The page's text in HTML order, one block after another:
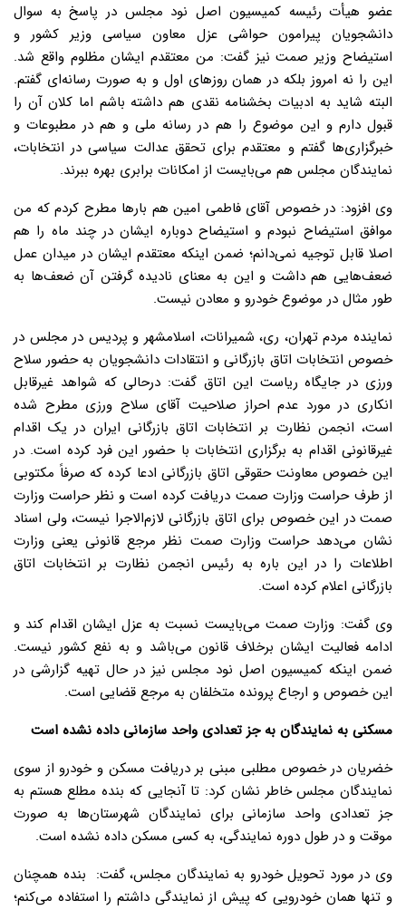
عضو هیأت رئیسه کمیسیون اصل نود مجلس در پاسخ به سوال
دانشجویان پیرامون حواشی عزل معاون سیاسی وزیر کشور و
استیضاح وزیر صمت نیز گفت: من معتقدم ایشان مظلوم واقع شد.
این را نه امروز بلکه در همان روزهای اول و به صورت رسانه‌ای گفتم.
البته شاید به ادبیات بخشنامه نقدی هم داشته باشم اما کلان آن را
قبول دارم و این موضوع را هم در رسانه ملی و هم در مطبوعات و
خبرگزاری‌ها گفتم و معتقدم برای تحقق عدالت سیاسی در انتخابات،
نمایندگان مجلس هم می‌بایست از امکانات برابری بهره ببرند.
وی افزود: در خصوص آقای فاطمی امین هم بارها مطرح کردم که من
موافق استیضاح نبودم و استیضاح دوباره ایشان در چند ماه را هم
اصلا قابل توجیه نمی‌دانم؛ ضمن اینکه معتقدم ایشان در میدان عمل
ضعف‌هایی هم داشت و این به معنای نادیده گرفتن آن ضعف‌ها به
طور مثال در موضوع خودرو و معادن نیست.
نماینده مردم تهران، ری، شمیرانات، اسلامشهر و پردیس در مجلس در
خصوص انتخابات اتاق بازرگانی و انتقادات دانشجویان به حضور سلاح
ورزی در جایگاه ریاست این اتاق گفت: درحالی که شواهد غیرقابل
انکاری در مورد عدم احراز صلاحیت آقای سلاح ورزی مطرح شده
است، انجمن نظارت بر انتخابات اتاق بازرگانی ایران در یک اقدام
غیرقانونی اقدام به برگزاری انتخابات با حضور این فرد کرده است. در
این خصوص معاونت حقوقی اتاق بازرگانی ادعا کرده که صرفاً مکتوبی
از طرف حراست وزارت صمت دریافت کرده است و نظر حراست وزارت
صمت در این خصوص برای اتاق بازرگانی لازم‌الاجرا نیست، ولی اسناد
نشان می‌دهد حراست وزارت صمت نظر مرجع قانونی یعنی وزارت
اطلاعات را در این باره به رئیس انجمن نظارت بر انتخابات اتاق
بازرگانی اعلام کرده است.
وی گفت: وزارت صمت می‌بایست نسبت به عزل ایشان اقدام کند و
ادامه فعالیت ایشان برخلاف قانون می‌باشد و به نفع کشور نیست.
ضمن اینکه کمیسیون اصل نود مجلس نیز در حال تهیه گزارشی در
این خصوص و ارجاع پرونده متخلفان به مرجع قضایی است.
مسکنی به نمایندگان به جز تعدادی واحد سازمانی داده نشده است
خضریان در خصوص مطلبی مبنی بر دریافت مسکن و خودرو از سوی
نمایندگان مجلس خاطر نشان کرد: تا آنجایی که بنده مطلع هستم به
جز تعدادی واحد سازمانی برای نمایندگان شهرستان‌ها به صورت
موقت و در طول دوره نمایندگی، به کسی مسکن داده نشده است.
وی در مورد تحویل خودرو به نمایندگان مجلس، گفت: بنده همچنان
و تنها همان خودرویی که پیش از نمایندگی داشتم را استفاده می‌کنم؛